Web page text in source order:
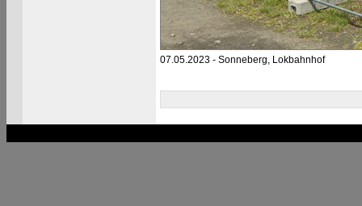
07.05.2023 - Sonneberg, Lokbahnhof